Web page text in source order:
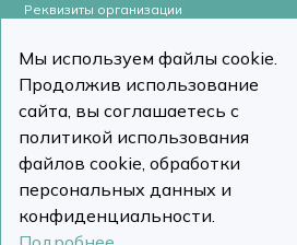
Реквизиты организации
Пользовательское соглашение
Политика конфиденциальности
stomcomp.ru © Все права защищены 2026
Мы используем файлы cookie.
Продолжив использование
сайта, вы соглашаетесь с
политикой использования
файлов cookie, обработки
персональных данных и
конфиденциальности.